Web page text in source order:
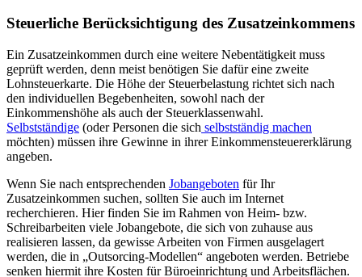
Steuerliche Berücksichtigung des Zusatzeinkommens
Ein Zusatzeinkommen durch eine weitere Nebentätigkeit muss
geprüft werden, denn meist benötigen Sie dafür eine zweite
Lohnsteuerkarte. Die Höhe der Steuerbelastung richtet sich nach
den individuellen Begebenheiten, sowohl nach der
Einkommenshöhe als auch der Steuerklassenwahl.
Selbstständige (oder Personen die sich selbstständig machen
möchten) müssen ihre Gewinne in ihrer Einkommensteuererklärung
angeben.
Wenn Sie nach entsprechenden Jobangeboten für Ihr
Zusatzeinkommen suchen, sollten Sie auch im Internet
recherchieren. Hier finden Sie im Rahmen von Heim- bzw.
Schreibarbeiten viele Jobangebote, die sich von zuhause aus
realisieren lassen, da gewisse Arbeiten von Firmen ausgelagert
werden, die in „Outsorcing-Modellen“ angeboten werden. Betriebe
senken hiermit ihre Kosten für Büroeinrichtung und Arbeitsflächen.